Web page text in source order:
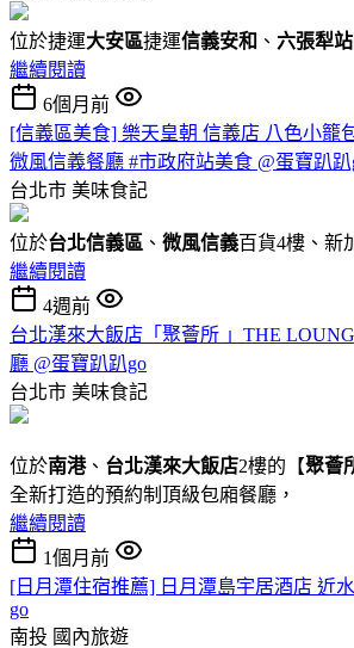
位於捷運大安區捷運信義安和 、 六張犁站
繼續閱讀
6個月前
[信義區美食] 樂天皇朝 信義店 八色小籠
微風信義餐廳 #市政府站美食 @蛋寶趴趴
台北市 美味食記
位於台北信義區 、 微風信義百貨4樓、新
繼續閱讀
4週前
台北漢來大飯店「聚薈所 」THE
廳 @蛋寶趴趴go
台北市 美味食記
位於南港、 台北漢來大飯店2樓的【聚薈
全新打造的預約制頂級包廂餐廳，
繼續閱讀
1個月前
[日月潭住宿推薦] 日月潭島宇居酒店 近
go
南投 國內旅遊